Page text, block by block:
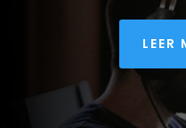
LEER